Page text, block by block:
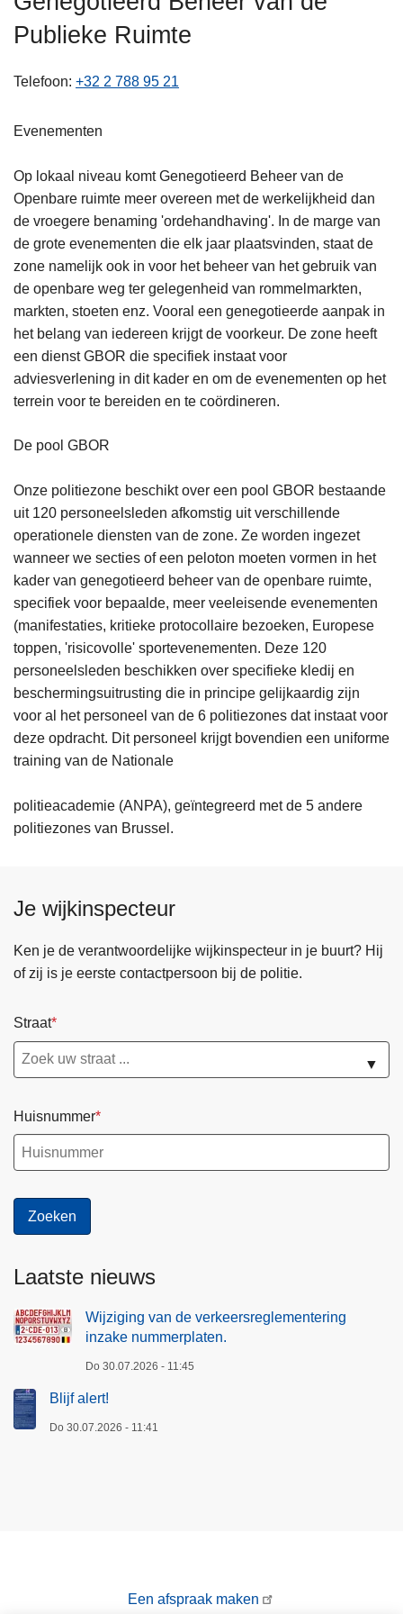
Publieke Ruimte
Telefoon +32 2 788 95 21
Evenementen
Op lokaal niveau komt Genegotieerd Beheer van de
Openbare ruimte meer overeen met de werkelijkheid dan
de vroegere benaming 'ordehandhaving'. In de marge van
de grote evenementen die elk jaar plaatsvinden, staat de
zone namelijk ook in voor het beheer van het gebruik van
de openbare weg ter gelegenheid van rommelmarkten,
markten, stoeten enz. Vooral een genegotieerde aanpak in
het belang van iedereen krijgt de voorkeur. De zone heeft
een dienst GBOR die specifiek instaat voor
adviesverlening in dit kader en om de evenementen op het
terrein voor te bereiden en te coördineren.
De pool GBOR
Onze politiezone beschikt over een pool GBOR bestaande
uit 120 personeelsleden afkomstig uit verschillende
operationele diensten van de zone. Ze worden ingezet
wanneer we secties of een peloton moeten vormen in het
kader van genegotieerd beheer van de openbare ruimte,
specifiek voor bepaalde, meer veeleisende evenementen
(manifestaties, kritieke protocollaire bezoeken, Europese
toppen, 'risicovolle' sportevenementen. Deze 120
personeelsleden beschikken over specifieke kledij en
beschermingsuitrusting die in principe gelijkaardig zijn
voor al het personeel van de 6 politiezones dat instaat voor
deze opdracht. Dit personeel krijgt bovendien een uniforme
training van de Nationale
politieacademie (ANPA), geïntegreerd met de 5 andere
politiezones van Brussel.
Je wijkinspecteur
Ken je de verantwoordelijke wijkinspecteur in je buurt? Hij
of zij is je eerste contactpersoon bij de politie.
Straat
▼
Huisnummer
Laatste nieuws
Wijziging van de verkeersreglementering
inzake nummerplaten.
Do 30.07.2026 - 11:45
Blijf alert!
Do 30.07.2026 - 11:41
Een afspraak maken